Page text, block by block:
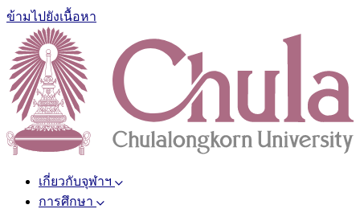
ข้ามไปยังเนื้อหา
เกี่ยวกับจุฬาฯ
การศึกษา